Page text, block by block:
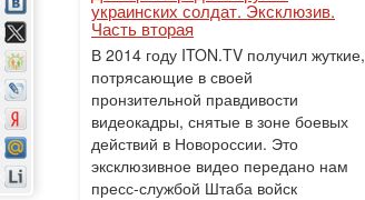
украинских солдат. Эксклюзив.
Часть вторая
В 2014 году ITON.TV получил жуткие,
потрясающие в своей
пронзительной правдивости
видеокадры, снятые в зоне боевых
действий в Новороссии. Это
эксклюзивное видео передано нам
пресс-службой Штаба войск